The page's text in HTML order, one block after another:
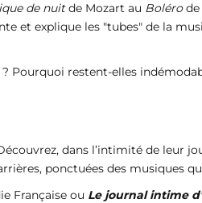
de nuitde Mozart au Bolérode
et explique les "tubes" de la
Pourquoi restent-elles
dans l’intimité de leur
ponctuées des musiques
Française ou Le journal intime